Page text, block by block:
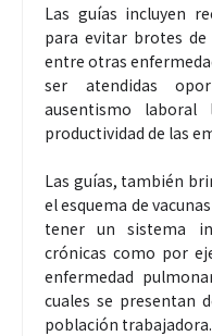
Las guías incluyen
para evitar brotes
entre otras
ser atendidas
ausentismo
productividad de las
Las guías, también
el esquema de
tener un sistema
crónicas como por
enfermedad
cuales se presentan
población trabajadora.